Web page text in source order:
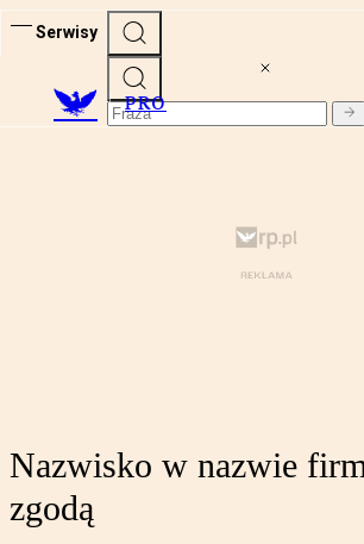
Serwisy
PRO
Nazwisko w nazwie
zgodą